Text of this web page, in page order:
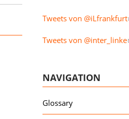
Tweets von @iLfrankfurt
Tweets von @inter_linke
NAVIGATION
Glossary